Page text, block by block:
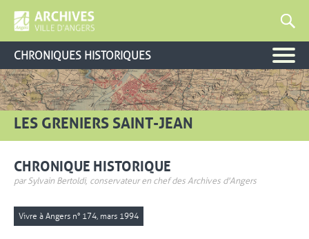
CHRONIQUES HISTORIQUES
LES GRENIERS SAINT-JEAN
CHRONIQUE HISTORIQUE
par Sylvain Bertoldi, conservateur en chef des Archives d'Angers
Vivre à Angers n° 174, mars 1994